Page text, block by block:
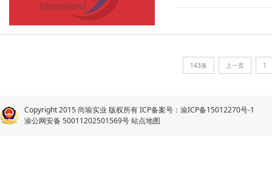
143条 上一页 1
Copyright 2015 尚瑜实业 版权所有 ICP备案号： 渝ICP备15012270号-1
渝公网安备 50011202501569号站点地图